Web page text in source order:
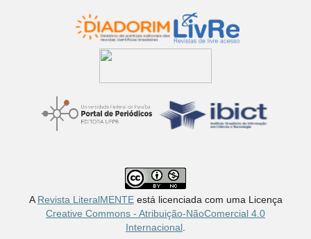
A Revista LiteralMENTEestá licenciada com uma Licença
Creative Commons - Atribuição-NãoComercial 4.0
Internacional